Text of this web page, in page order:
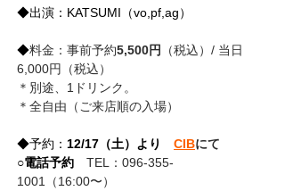
◆出演：KATSUMI（vo,pf,ag）
◆料金：事前予約5,500円
（税込）/ 当日
6,000円（税込）
＊別途、1ドリンク。
＊全自由（ご来店順の入場）
◆予約： 12/17（土）より CIBにて
○電話予約
TEL：096-355-
1001（16:00〜）